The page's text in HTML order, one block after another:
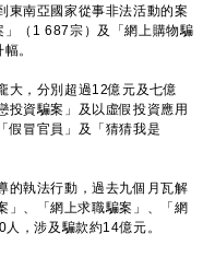
東南亞國家從事非法活動的案
（1 687宗）及「網上購物騙
。
，分別超過12億元及七億
投資騙案」及以虛假投資應用
假冒官員」及「猜猜我是
執法行動，過去九個月瓦解
」、「網上求職騙案」、「網
，涉及騙款約14億元。